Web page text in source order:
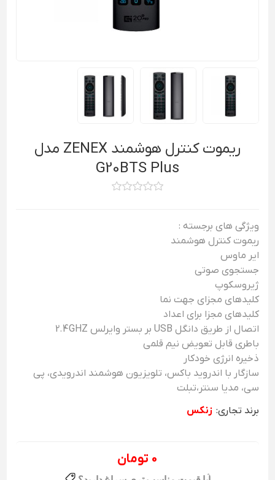
ریموت کنترل هوشمند ZENEX مدل
G20BTS Plus
ویژگی های برجسته :
ریموت کنترل هوشمند
ایر ماوس
جستجوی صوتی
ژیروسکوپ
کلیدهای مجزای جهت نما
کلیدهای مجزا برای اعداد
اتصال از طریق دانگل USB بر بستر وایرلس 2.4GHZ
باطری قابل تعویض نیم قلمی
ذخیره انرژی خودکار
سازگار با اندروید باکس، تلویزیون هوشمند اندرویدی، پی
سی، مدیا سنتر،تبلت
برند تجاری: زنکس
0 تومان